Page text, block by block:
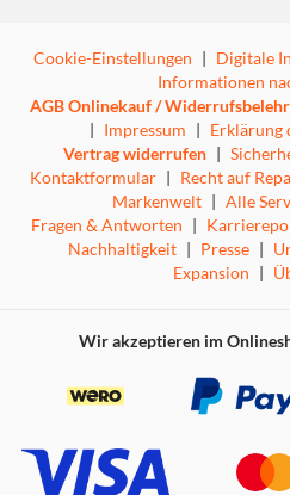
Cookie-Einstellungen | Digitale
Informationen
AGB Onlinekauf /
| Impressum | Erklärung
Vertrag widerrufen |
Kontaktformular | Recht auf
Markenwelt | Alle
Fragen & Antworten |
Nachhaltigkeit | Presse |
Expansion |
Wir akzeptieren im